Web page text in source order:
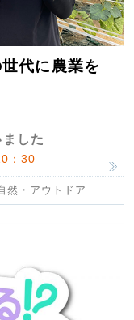
代に農業を
した
：30
然・アウトドア